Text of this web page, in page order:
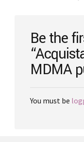
product
page
Be the
MDMA
You must be